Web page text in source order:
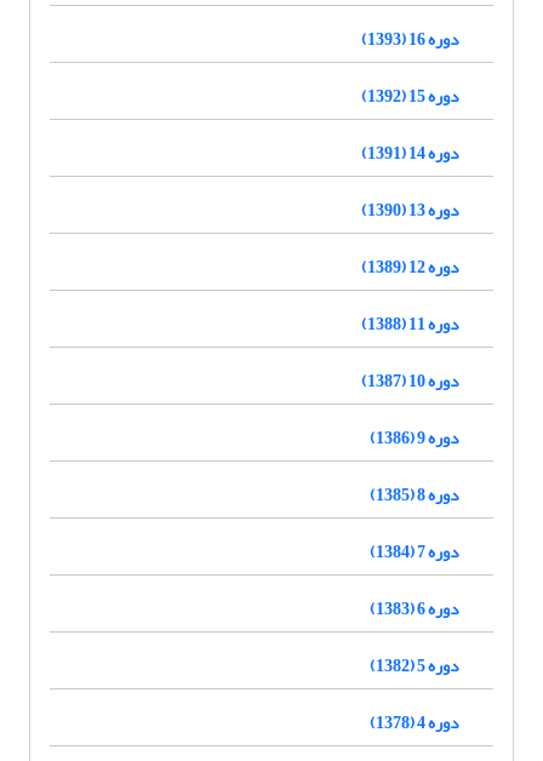
دوره 16 (1393)
دوره 15 (1392)
دوره 14 (1391)
دوره 13 (1390)
دوره 12 (1389)
دوره 11 (1388)
دوره 10 (1387)
دوره 9 (1386)
دوره 8 (1385)
دوره 7 (1384)
دوره 6 (1383)
دوره 5 (1382)
دوره 4 (1378)